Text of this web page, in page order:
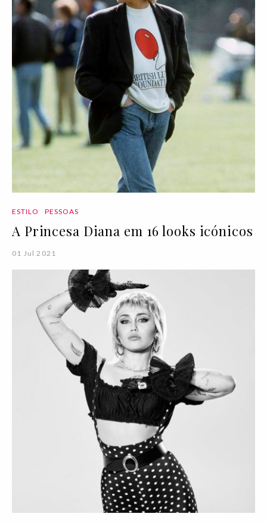
ESTILO PESSOAS
A Princesa Diana em 16 looks icónicos
01 Jul 2021